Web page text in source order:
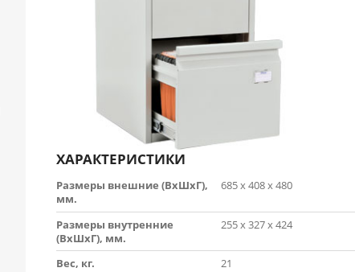
ХАРАКТЕРИСТИКИ
Размеры внешние (ВхШхГ),
мм.
685 х 408 х 480
Размеры внутренние
(ВхШхГ), мм.
255 х 327 х 424
Вес, кг.
21